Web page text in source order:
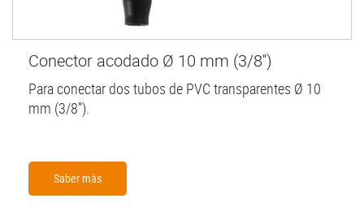
Conector acodado Ø 10 mm (3/8'')
Para conectar dos tubos de PVC transparentes Ø 10
mm (3/8'').
Saber màs